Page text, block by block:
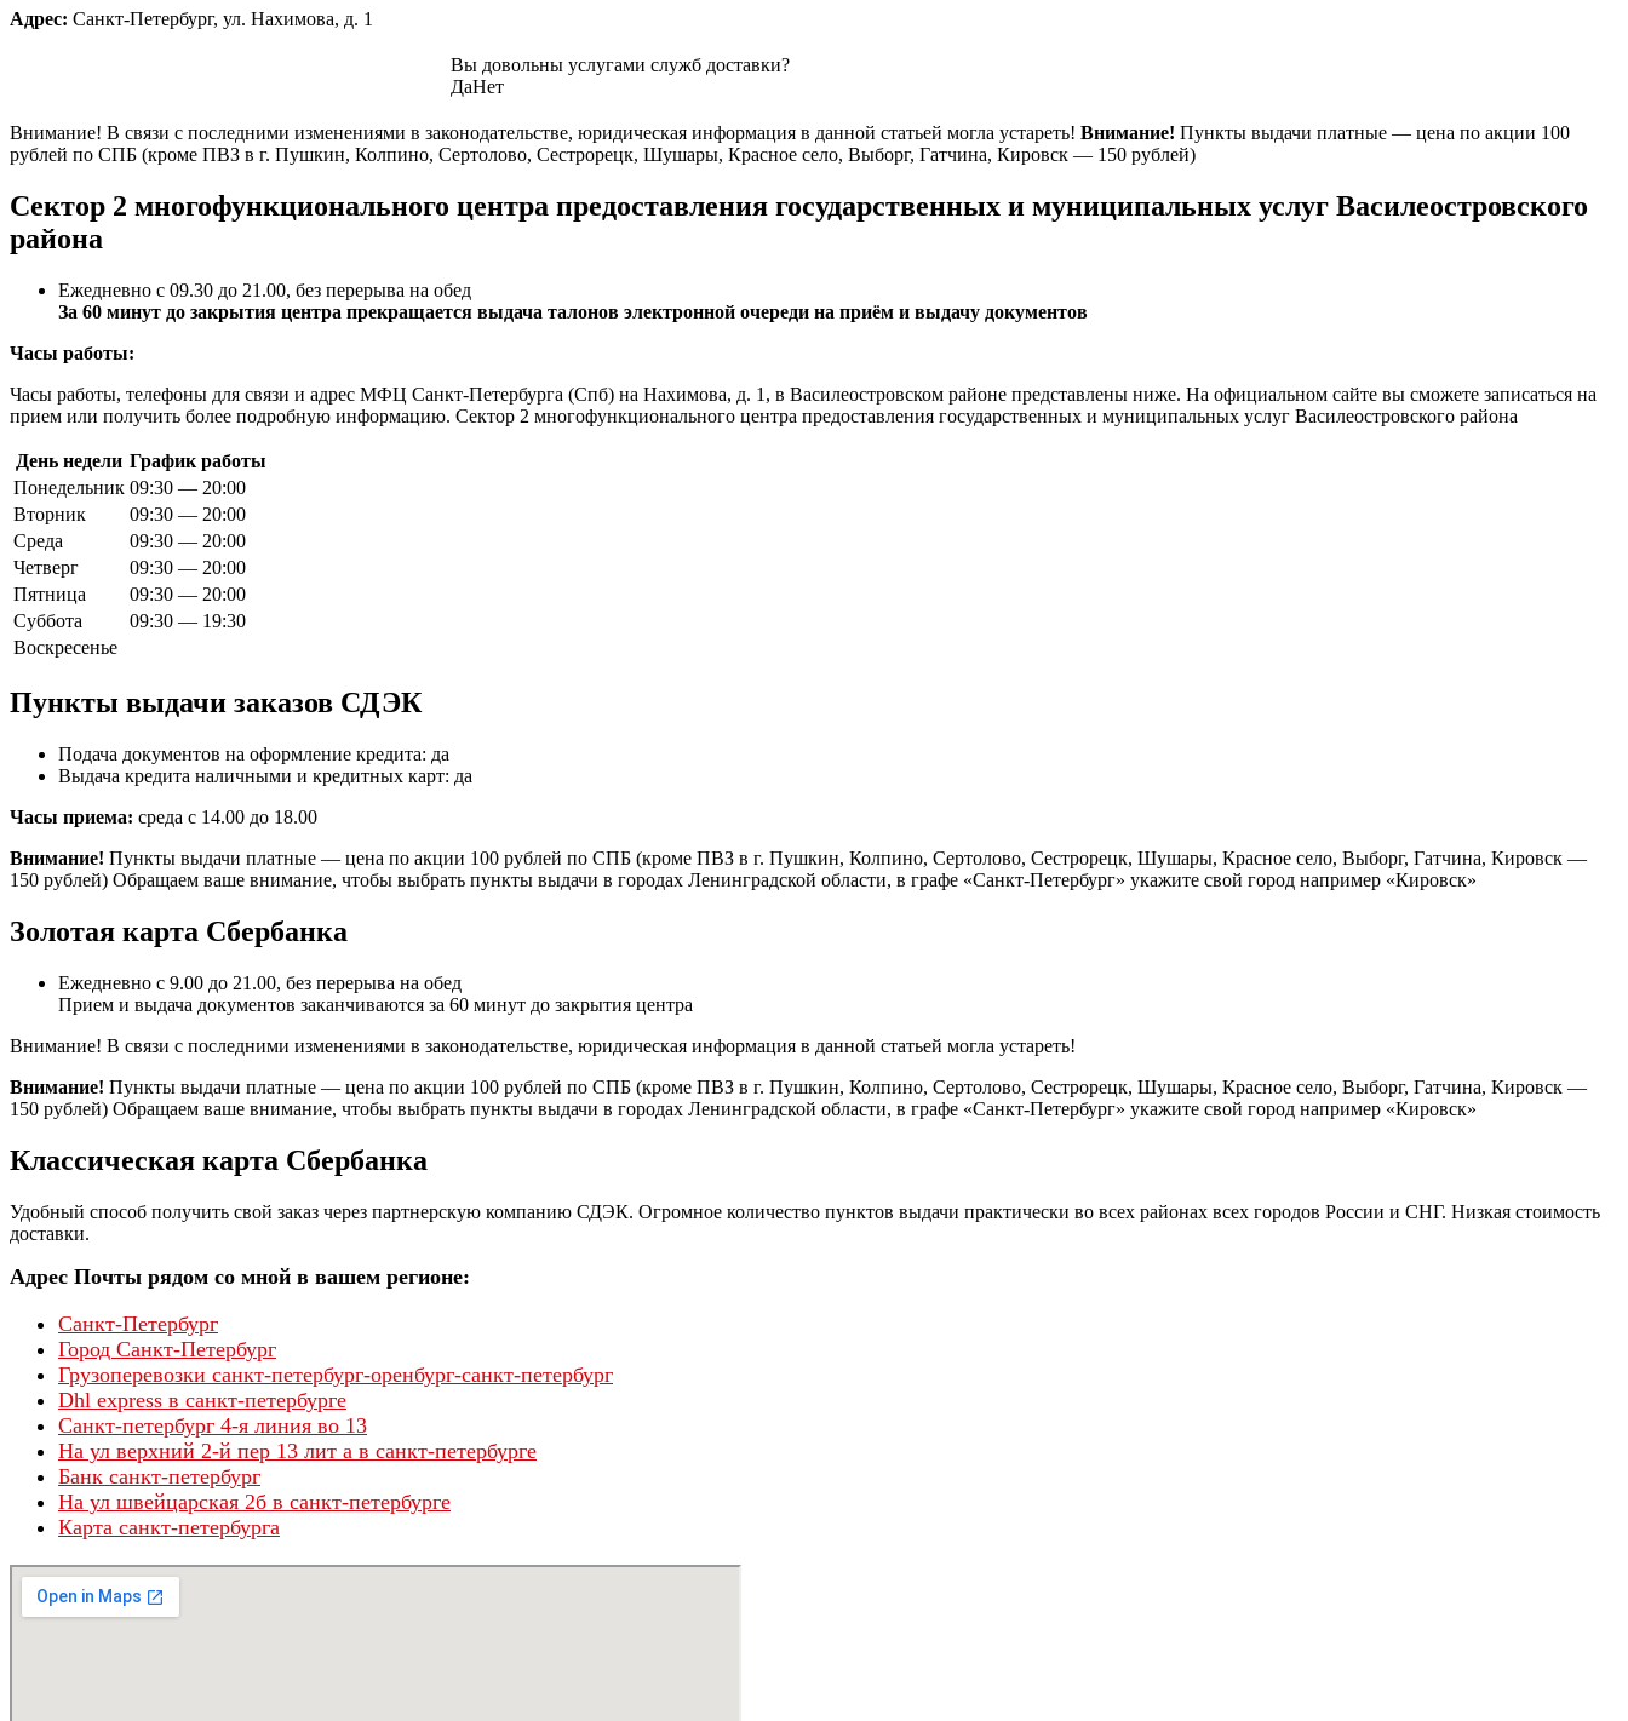
Адрес: Санкт-Петербург, ул. Нахимова, д. 1
Вы довольны услугами служб доставки?
ДаНет
Внимание! В связи с последними изменениями в законодательстве, юридическая информация в данной статьей могла устареть! Внимание! Пункты выдачи платные — цена по акции 100
рублей по СПБ (кроме ПВЗ в г. Пушкин, Колпино, Сертолово, Сестрорецк, Шушары, Красное село, Выборг, Гатчина, Кировск — 150 рублей)
Сектор 2 многофункционального центра предоставления государственных и муниципальных услуг Василеостровского
района
Ежедневно с 09.30 до 21.00, без перерыва на обед
За 60 минут до закрытия центра прекращается выдача талонов электронной очереди на приём и выдачу документов
Часы работы:
Часы работы, телефоны для связи и адрес МФЦ Санкт-Петербурга (Спб) на Нахимова, д. 1, в Василеостровском районе представлены ниже. На официальном сайте вы сможете записаться на
прием или получить более подробную информацию. Сектор 2 многофункционального центра предоставления государственных и муниципальных услуг Василеостровского района
День недели График работы
Понедельник 09:30 — 20:00
Вторник
09:30 — 20:00
Среда
09:30 — 20:00
Четверг
09:30 — 20:00
Пятница
09:30 — 20:00
Суббота
09:30 — 19:30
Воскресенье
Пункты выдачи заказов СДЭК
Подача документов на оформление кредита: да
Выдача кредита наличными и кредитных карт: да
Часы приема: среда с 14.00 до 18.00
Внимание! Пункты выдачи платные — цена по акции 100 рублей по СПБ (кроме ПВЗ в г. Пушкин, Колпино, Сертолово, Сестрорецк, Шушары, Красное село, Выборг, Гатчина, Кировск —
150 рублей) Обращаем ваше внимание, чтобы выбрать пункты выдачи в городах Ленинградской области, в графе «Санкт-Петербург» укажите свой город например «Кировск»
Золотая карта Сбербанка
Ежедневно с 9.00 до 21.00, без перерыва на обед
Прием и выдача документов заканчиваются за 60 минут до закрытия центра
Внимание! В связи с последними изменениями в законодательстве, юридическая информация в данной статьей могла устареть!
Внимание! Пункты выдачи платные — цена по акции 100 рублей по СПБ (кроме ПВЗ в г. Пушкин, Колпино, Сертолово, Сестрорецк, Шушары, Красное село, Выборг, Гатчина, Кировск —
150 рублей) Обращаем ваше внимание, чтобы выбрать пункты выдачи в городах Ленинградской области, в графе «Санкт-Петербург» укажите свой город например «Кировск»
Классическая карта Сбербанка
Удобный способ получить свой заказ через партнерскую компанию СДЭК. Огромное количество пунктов выдачи практически во всех районах всех городов России и СНГ. Низкая стоимость
доставки.
Адрес Почты рядом со мной в вашем регионе:
Санкт-Петербург
Город Санкт-Петербург
Грузоперевозки санкт-петербург-оренбург-санкт-петербург
Dhl express в санкт-петербурге
Санкт-петербург 4-я линия во 13
На ул верхний 2-й пер 13 лит а в санкт-петербурге
Банк санкт-петербург
На ул швейцарская 2б в санкт-петербурге
Карта санкт-петербурга